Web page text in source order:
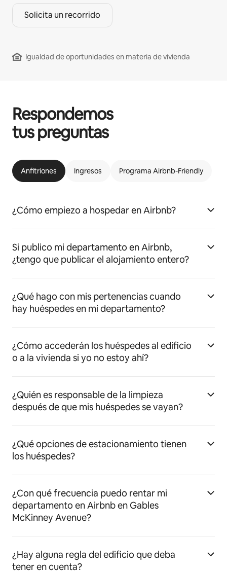
Solicita un recorrido
Igualdad de oportunidades en materia de vivienda
Respondemos
tus preguntas
Anfitriones Ingresos Programa Airbnb-Friendly
¿Cómo empiezo a hospedar en Airbnb?
Si publico mi departamento en Airbnb,
¿tengo que publicar el alojamiento entero?
¿Qué hago con mis pertenencias cuando
hay huéspedes en mi departamento?
¿Cómo accederán los huéspedes al edificio
o a la vivienda si yo no estoy ahí?
¿Quién es responsable de la limpieza
después de que mis huéspedes se vayan?
¿Qué opciones de estacionamiento tienen
los huéspedes?
¿Con qué frecuencia puedo rentar mi
departamento en Airbnb en Gables
McKinney Avenue?
¿Hay alguna regla del edificio que deba
tener en cuenta?